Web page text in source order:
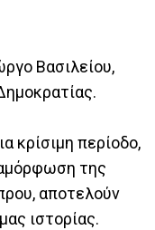
Βασιλείου,
κρίσιμη περίοδο,
της
αποτελούν
ιστορίας.